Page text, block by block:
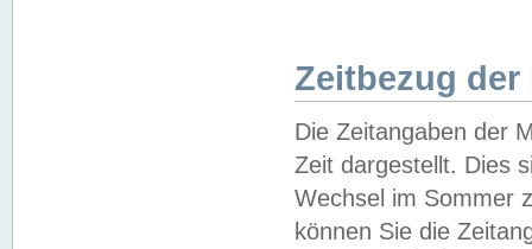
Zeitbezug der
Die Zeitangaben der
Zeit dargestellt. Dies
Wechsel im Sommer
können Sie die